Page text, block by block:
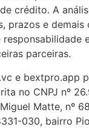
crédito. A
prazos e demais
parceiras.
e bextpro.app
no CNPJ nº
Matte, nº
030, bairro